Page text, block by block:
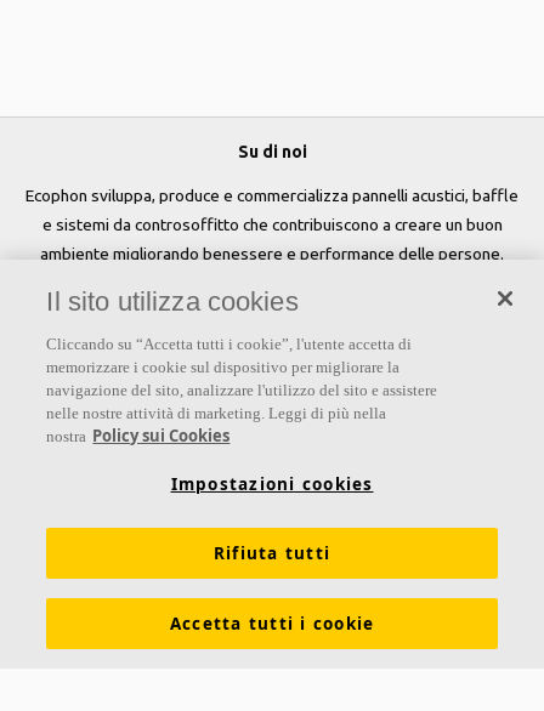
Su di noi
Ecophon sviluppa, produce e commercializza pannelli acustici, baffle
e sistemi da controsoffitto che contribuiscono a creare un buon
ambiente migliorando benessere e performance delle persone.
Seguici
Links
Dichiarazioni di Performance Informazioni legali
Scarica le nostre brochure Segnalazioni Whistleblowing
Il sito utilizza cookies
Cliccando su “Accetta tutti i cookie”, l'utente accetta di
memorizzare i cookie sul dispositivo per migliorare la
navigazione del sito, analizzare l'utilizzo del sito e assistere
nelle nostre attività di marketing. Leggi di più nella
nostra Policy sui Cookies
Impostazioni cookies
Rifiuta tutti
Accetta tutti i cookie